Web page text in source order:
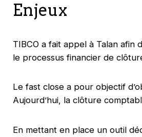
Enjeux
TIBCO a fait appel à Talan
le processus financier de
Le fast close a pour objectif
Aujourd’hui, la clôture
En mettant en place un outil